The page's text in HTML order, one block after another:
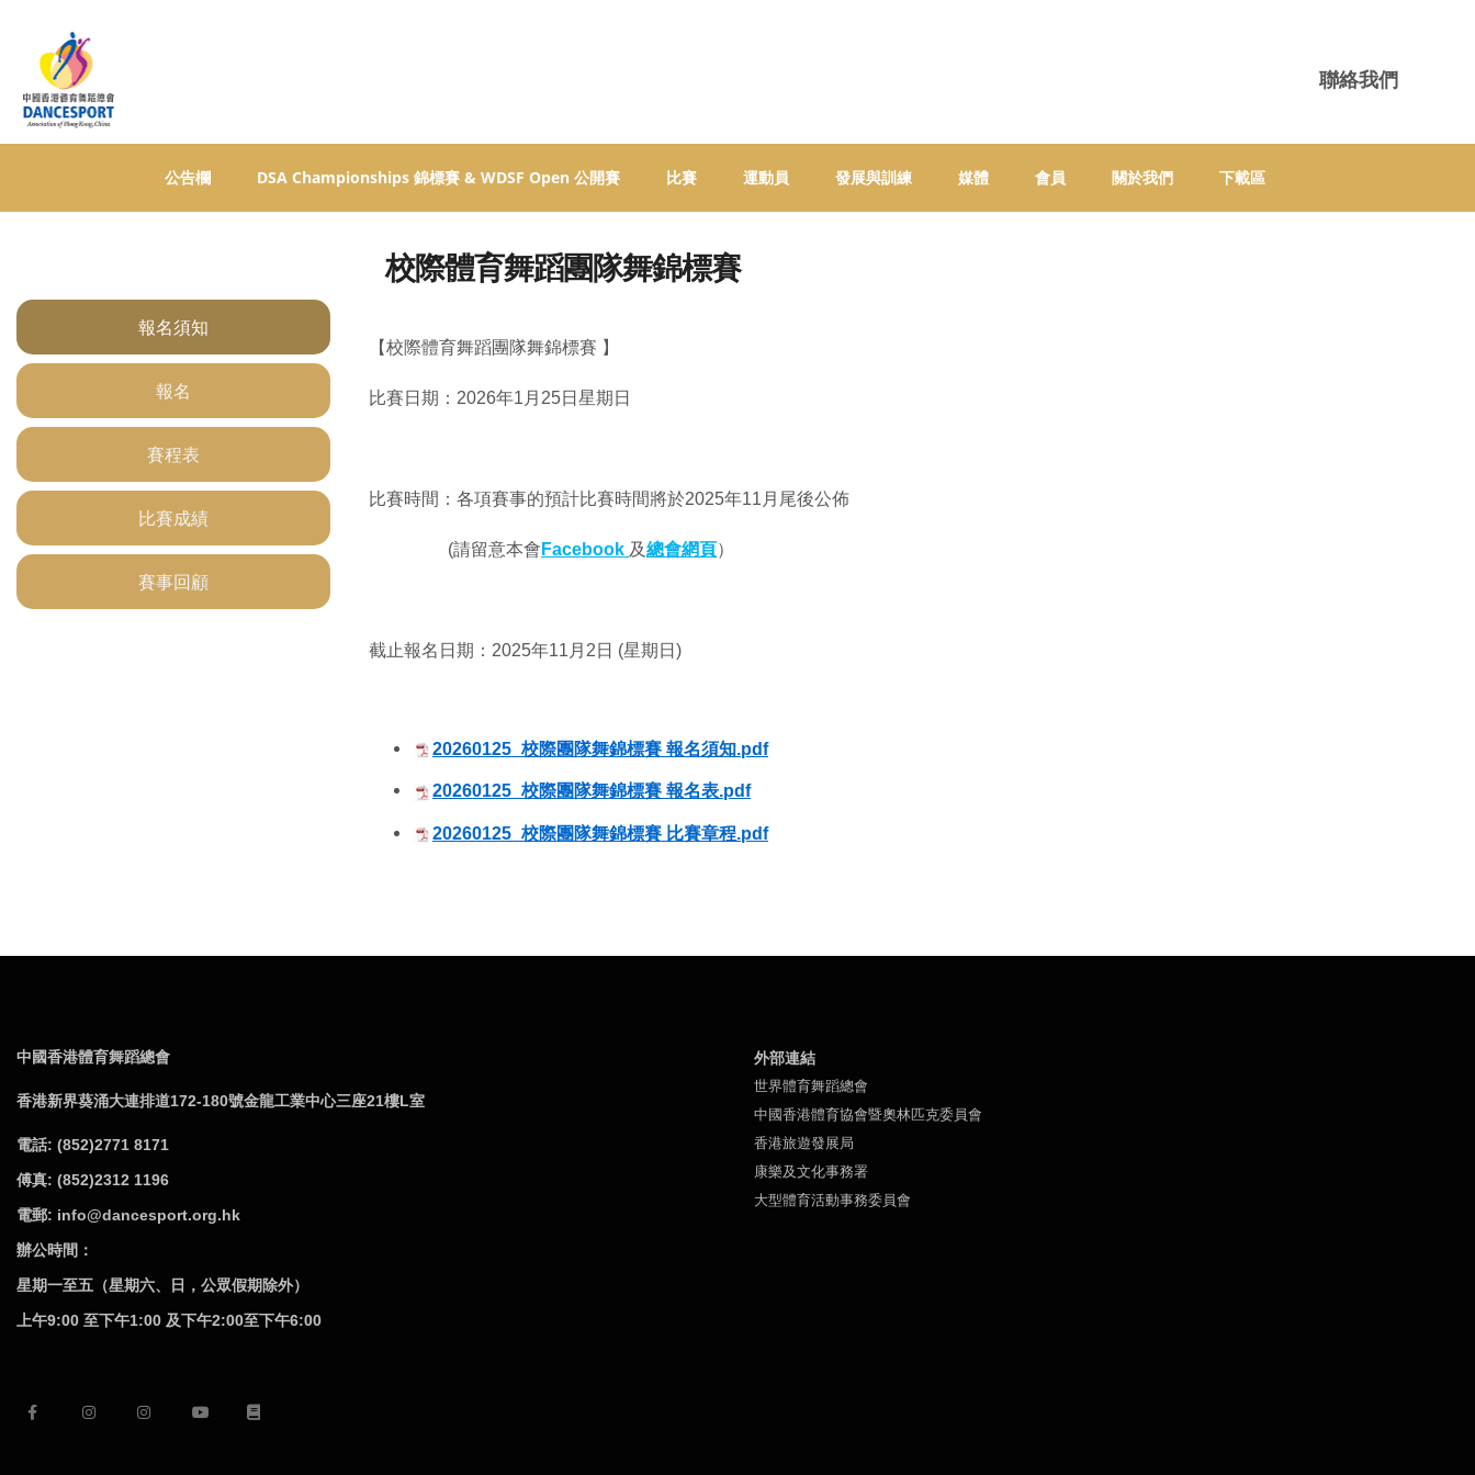
聯絡我們
公告欄 DSA Championships 錦標賽 & WDSF Open 公開賽 比賽 運動員 發展與訓練 媒體 會員 關於我們 下載區
報名須知
報名
賽程表
比賽成績
賽事回顧
校際體育舞蹈團隊舞錦標賽
【校際體育舞蹈團隊舞錦標賽 】
比賽日期：2026年1月25日星期日
比賽時間：各項賽事的預計比賽時間將於2025年11月尾後公佈
(請留意本會 Facebook 及總會網頁）
截止報名日期：2025年11月2日 (星期日)
20260125_校際團隊舞錦標賽 報名須知.pdf
20260125_校際團隊舞錦標賽 報名表.pdf
20260125_校際團隊舞錦標賽 比賽章程.pdf
中國香港體育舞蹈總會
香港新界葵涌大連排道172-180號金龍工業中心三座21樓L室
電話: (852)2771 8171
傅真: (852)2312 1196
電郵: info@dancesport.org.hk
辦公時間：
星期一至五（星期六、日，公眾假期除外）
上午9:00 至下午1:00 及下午2:00至下午6:00
外部連結
世界體育舞蹈總會
中國香港體育協會暨奧林匹克委員會
香港旅遊發展局
康樂及文化事務署
大型體育活動事務委員會